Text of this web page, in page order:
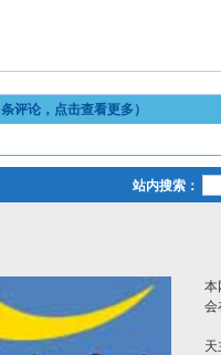
条评论，点击查看更多）
站内搜索：
本
会